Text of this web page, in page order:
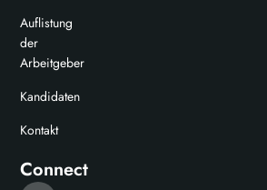
Auflistung
der
Arbeitgeber
Kandidaten
Kontakt
Connect